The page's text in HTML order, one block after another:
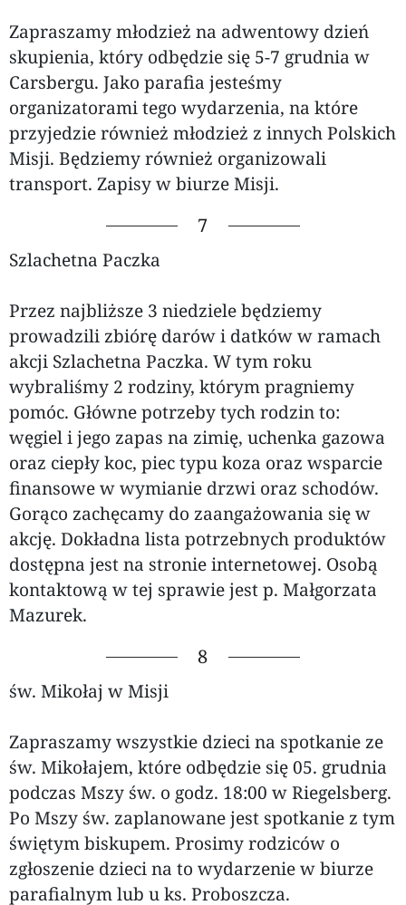
Zapraszamy młodzież na adwentowy dzień
skupienia, który odbędzie się 5-7 grudnia w
Carsbergu. Jako parafia jesteśmy
organizatorami tego wydarzenia, na które
przyjedzie również młodzież z innych Polskich
Misji. Będziemy również organizowali
transport. Zapisy w biurze Misji.
7
Szlachetna Paczka
Przez najbliższe 3 niedziele będziemy
prowadzili zbiórę darów i datków w ramach
akcji Szlachetna Paczka. W tym roku
wybraliśmy 2 rodziny, którym pragniemy
pomóc. Główne potrzeby tych rodzin to:
węgiel i jego zapas na zimię, uchenka gazowa
oraz ciepły koc, piec typu koza oraz wsparcie
finansowe w wymianie drzwi oraz schodów.
Gorąco zachęcamy do zaangażowania się w
akcję. Dokładna lista potrzebnych produktów
dostępna jest na stronie internetowej. Osobą
kontaktową w tej sprawie jest p. Małgorzata
Mazurek.
8
św. Mikołaj w Misji
Zapraszamy wszystkie dzieci na spotkanie ze
św. Mikołajem, które odbędzie się 05. grudnia
podczas Mszy św. o godz. 18:00 w Riegelsberg.
Po Mszy św. zaplanowane jest spotkanie z tym
świętym biskupem. Prosimy rodziców o
zgłoszenie dzieci na to wydarzenie w biurze
parafialnym lub u ks. Proboszcza.